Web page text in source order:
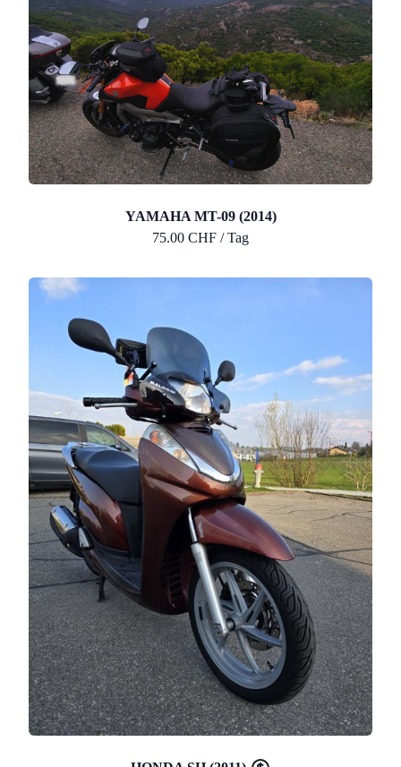
YAMAHA MT-09 (2014)
75.00 CHF / Tag